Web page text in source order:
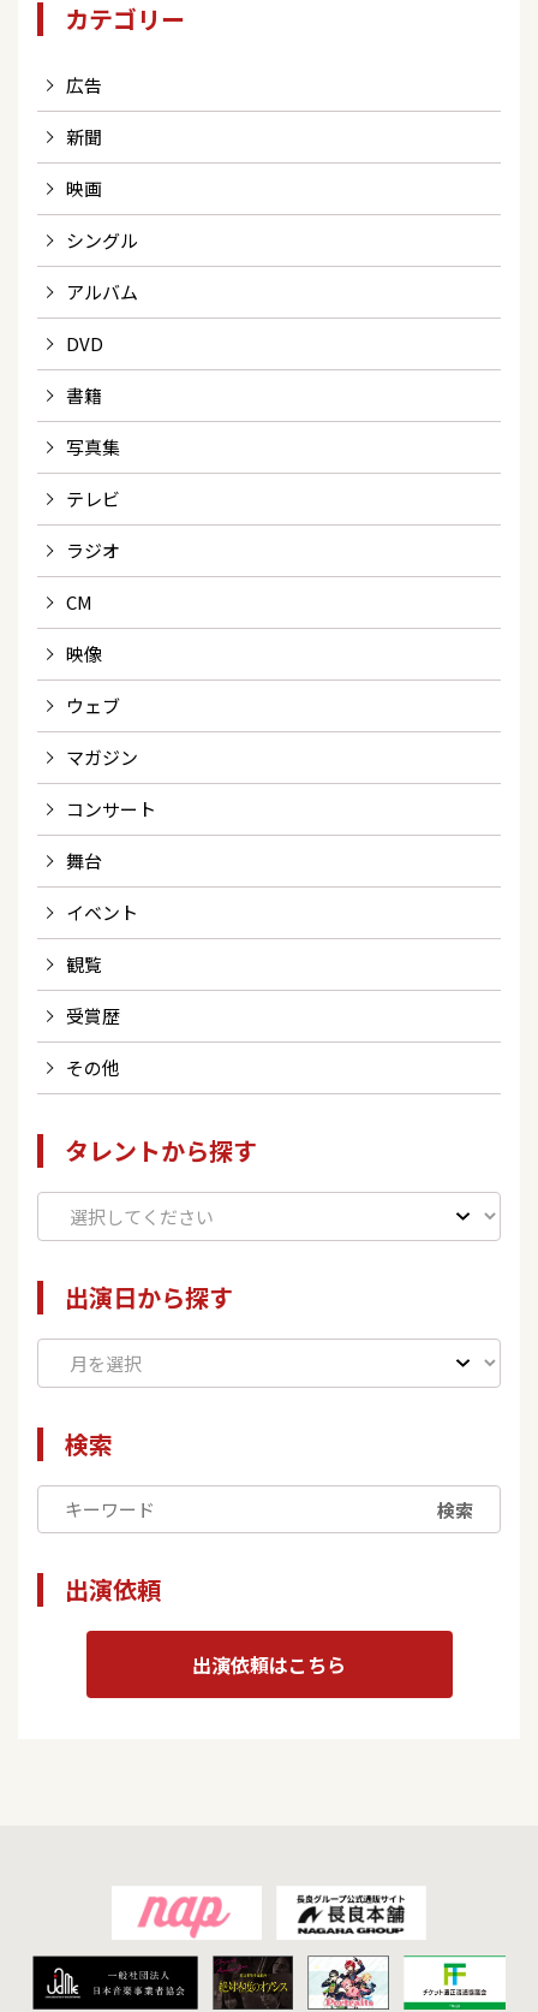
カテゴリー
広告
新聞
映画
シングル
アルバム
DVD
書籍
写真集
テレビ
ラジオ
CM
映像
ウェブ
マガジン
コンサート
舞台
イベント
観覧
受賞歴
その他
タレントから探す
出演日から探す
検索
検索
出演依頼
出演依頼はこちら